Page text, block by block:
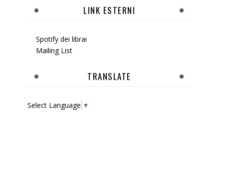
LINK ESTERNI
Spotify dei librai
Mailing List
TRANSLATE
Select Language ▼